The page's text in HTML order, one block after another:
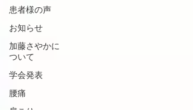
患者様の声
お知らせ
加藤さやかに
ついて
学会発表
腰痛